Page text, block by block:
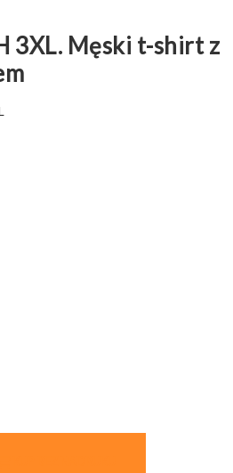
3XL. Męski t-shirt z